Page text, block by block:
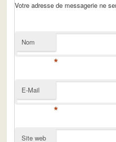
Votre adresse de messagerie ne
Nom
*
E-Mail
*
Site web